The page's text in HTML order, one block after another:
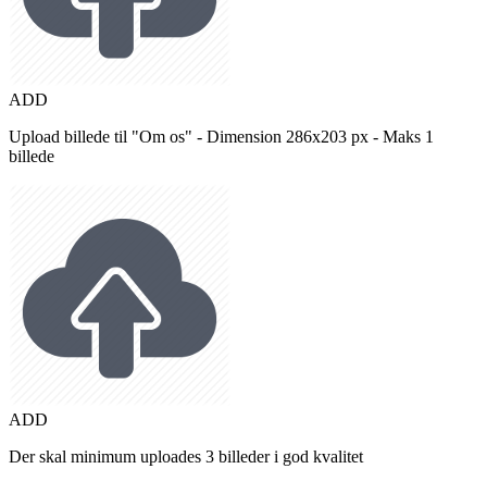
ADD
Upload billede til "Om os" - Dimension 286x203 px - Maks 1
billede
ADD
Der skal minimum uploades 3 billeder i god kvalitet